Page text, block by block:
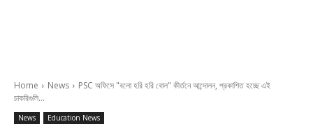
Home News
PSC অফিসে "বলো হরি হরি বোল" কীর্তনে আন্দোলন, প্রকাশিত হচ্ছে এই
চাকরিগুলি...
News Education News